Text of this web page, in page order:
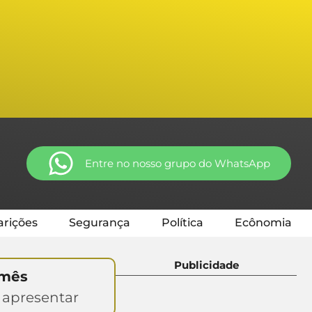
Entre no nosso grupo do WhatsApp
Segurança Política Ecônomia
Publicidade